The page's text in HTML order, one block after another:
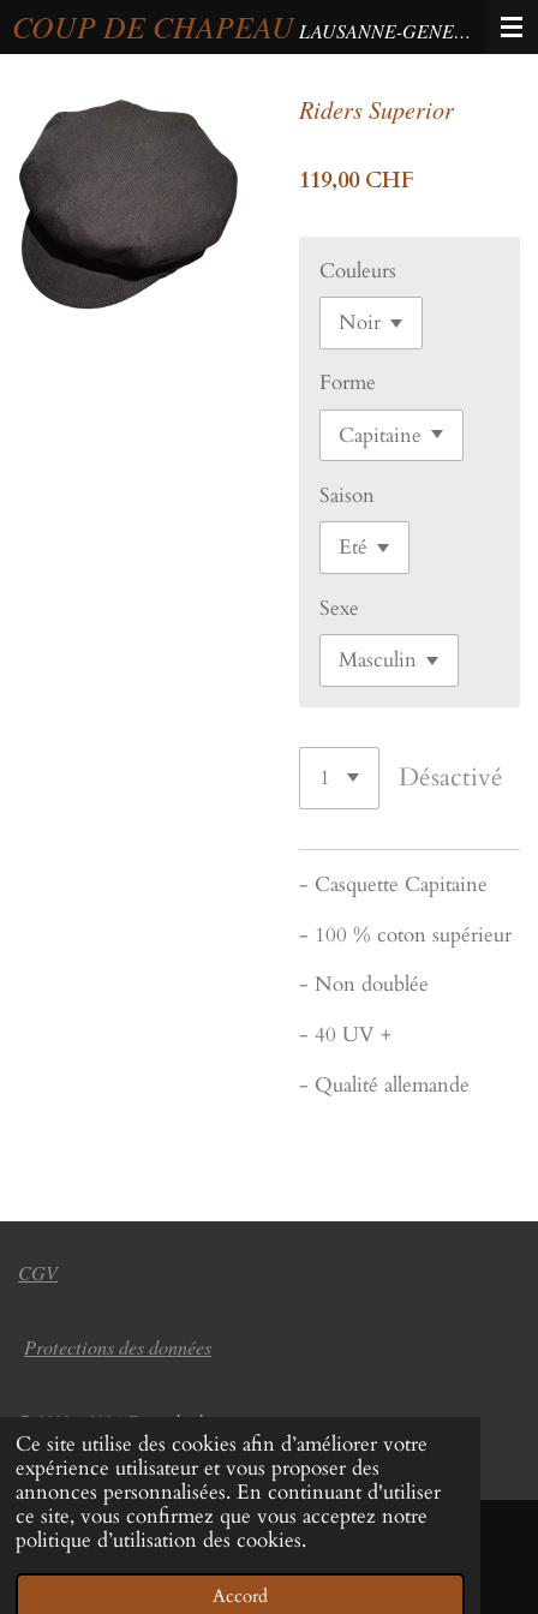
Ce site utilise des cookies afin d’améliorer votre
expérience utilisateur et vous proposer des
annonces personnalisées. En continuant d'utiliser
ce site, vous confirmez que vous acceptez notre
politique d’utilisation des cookies.
Accord
Passer
au
principal
COUP DE CHAPEAU LAUSANNE-GENEVA-BERNE
Riders Superior
119,00 CHF
Couleurs
Forme
Saison
Sexe
Désactivé
- Casquette Capitaine
- 100 % coton supérieur
- Non doublée
- 40 UV +
- Qualité allemande
CGV
Protections des données
© 2022 - 2026 Coup de chapeau
Propulsé parWebador